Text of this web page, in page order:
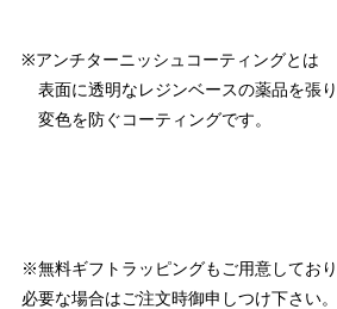
※アンチターニッシュコーティングとは
表面に透明なレジンベースの薬品を張り
変色を防ぐコーティングです。
※無料ギフトラッピングもご用意しており
必要な場合はご注文時御申しつけ下さい。